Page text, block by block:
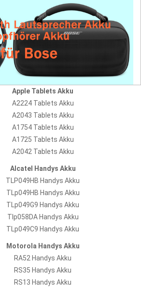
Apple Tablets Akku
A2224 Tablets Akku
A2043 Tablets Akku
A1754 Tablets Akku
A1725 Tablets Akku
A2042 Tablets Akku
Alcatel Handys Akku
TLP049HB Handys Akku
TLp049HB Handys Akku
TLp049G9 Handys Akku
Tlp058DA Handys Akku
TLp049C9 Handys Akku
Motorola Handys Akku
RA52 Handys Akku
RS35 Handys Akku
RS13 Handys Akku